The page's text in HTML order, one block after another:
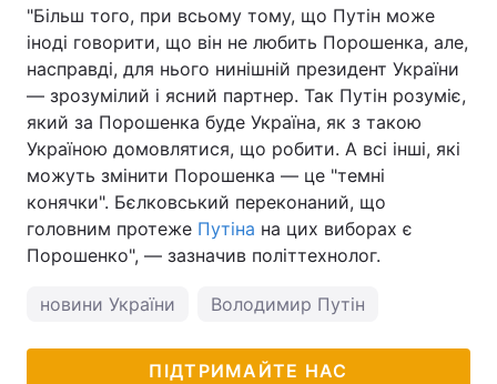
"Більш того, при всьому тому, що Путін може
іноді говорити, що він не любить Порошенка, але,
насправді, для нього нинішній президент України
— зрозумілий і ясний партнер. Так Путін розуміє,
який за Порошенка буде Україна, як з такою
Україною домовлятися, що робити. А всі інші, які
можуть змінити Порошенка — це "темні
конячки". Бєлковський переконаний, що
головним протеже Путіна на цих виборах є
Порошенко", — зазначив політтехнолог.
новини України Володимир Путін
ПІДТРИМАЙТЕ НАС